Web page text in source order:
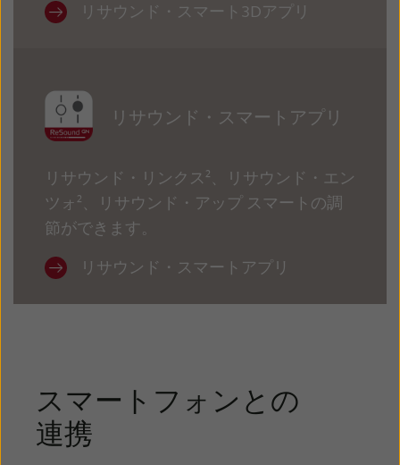
New Zealand Norge
Suomi
Türkçe United Kingdom
عربي 日本
リサウンド・スマート3Dアプリ
リサウンド・スマートアプリ
リサウンド・リンクス²、リサウンド・エン
ツォ²、リサウンド・アップ スマートの調
節ができます。
リサウンド・スマートアプリ
スマートフォンとの
連携